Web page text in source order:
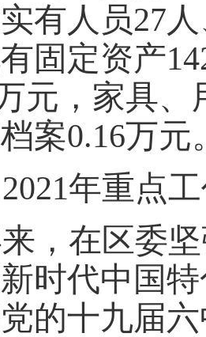
有人员27
固定资产
元，家具、
案0.16万元
2021年重点
，在区委
时代中国
的十九届